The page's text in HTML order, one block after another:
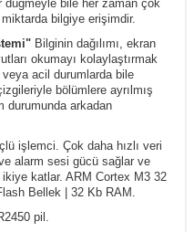
düğmeyle bile her zaman çok
bilgiye erişimdir.
Bilginin dağılımı, ekran
okumayı kolaylaştırmak
acil durumlarda bile
bölümlere ayrılmış
durumunda arkadan
işlemci. Çok daha hızlı veri
alarm sesi gücü sağlar ve
katlar. ARM Cortex M3 32
Bellek | 32 Kb RAM.
pil.